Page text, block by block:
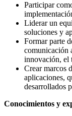
Participar
Liderar un
soluciones y
Formar parte
comunicación
innovación, el
Crear marcos
aplicaciones,
desarrollados
Conocimientos y